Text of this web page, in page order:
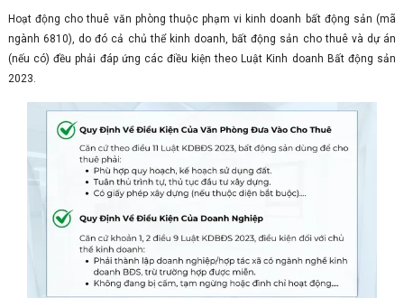
Hoạt động cho thuê văn phòng thuộc phạm vi kinh doanh bất động sản (mã
ngành 6810), do đó cả chủ thể kinh doanh, bất động sản cho thuê và dự án
(nếu có) đều phải đáp ứng các điều kiện theo Luật Kinh doanh Bất động sản
2023.